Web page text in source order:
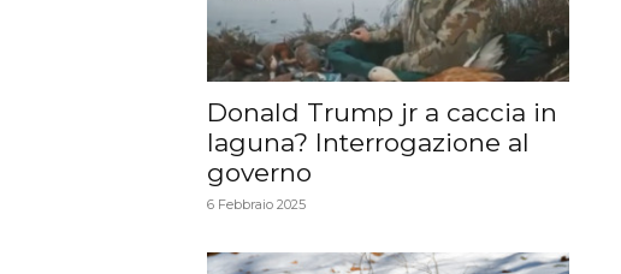
Donald Trump jr a caccia in
laguna? Interrogazione al
governo
6 Febbraio 2025